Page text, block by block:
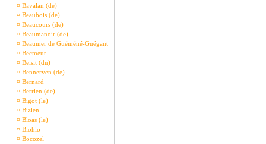
¤ Bavalan (de)
¤ Beaubois (de)
¤ Beaucours (de)
¤ Beaumanoir (de)
¤ Beaumer de Guéméné-Guégant
¤ Becmeur
¤ Beisit (du)
¤ Bennerven (de)
¤ Bernard
¤ Berrien (de)
¤ Bigot (le)
¤ Bizien
¤ Bloas (le)
¤ Blohio
¤ Bocozel